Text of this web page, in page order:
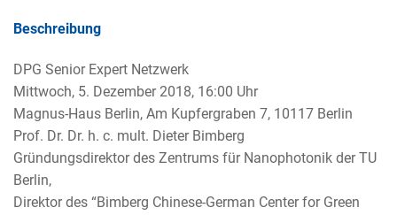
Beschreibung
DPG Senior Expert Netzwerk
Mittwoch, 5. Dezember 2018, 16:00 Uhr
Magnus-Haus Berlin, Am Kupfergraben 7, 10117 Berlin
Prof. Dr. Dr. h. c. mult. Dieter Bimberg
Gründungsdirektor des Zentrums für Nanophotonik der TU
Berlin,
Direktor des “Bimberg Chinese-German Center for Green